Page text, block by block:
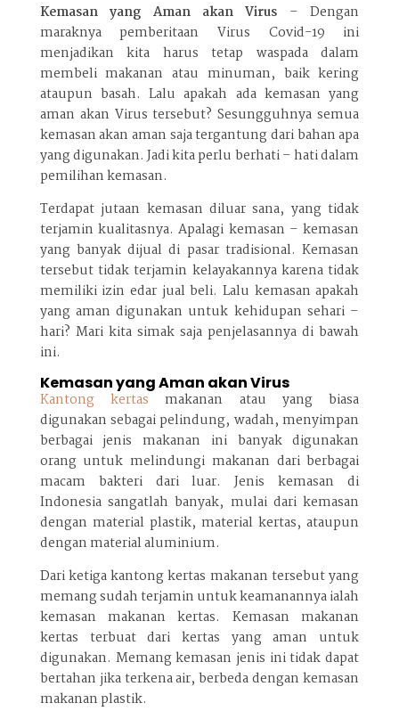
Kemasan yang Aman akan Virus – Dengan
maraknya pemberitaan Virus Covid-19 ini
menjadikan kita harus tetap waspada dalam
membeli makanan atau minuman, baik kering
ataupun basah. Lalu apakah ada kemasan yang
aman akan Virus tersebut? Sesungguhnya semua
kemasan akan aman saja tergantung dari bahan apa
yang digunakan. Jadi kita perlu berhati – hati dalam
pemilihan kemasan.
Terdapat jutaan kemasan diluar sana, yang tidak
terjamin kualitasnya. Apalagi kemasan – kemasan
yang banyak dijual di pasar tradisional. Kemasan
tersebut tidak terjamin kelayakannya karena tidak
memiliki izin edar jual beli. Lalu kemasan apakah
yang aman digunakan untuk kehidupan sehari –
hari? Mari kita simak saja penjelasannya di bawah
ini.
Kemasan yang Aman akan Virus
Kantong kertas makanan atau yang biasa
digunakan sebagai pelindung, wadah, menyimpan
berbagai jenis makanan ini banyak digunakan
orang untuk melindungi makanan dari berbagai
macam bakteri dari luar. Jenis kemasan di
Indonesia sangatlah banyak, mulai dari kemasan
dengan material plastik, material kertas, ataupun
dengan material aluminium.
Dari ketiga kantong kertas makanan tersebut yang
memang sudah terjamin untuk keamanannya ialah
kemasan makanan kertas. Kemasan makanan
kertas terbuat dari kertas yang aman untuk
digunakan. Memang kemasan jenis ini tidak dapat
bertahan jika terkena air, berbeda dengan kemasan
makanan plastik.